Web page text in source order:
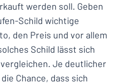
werden soll. Geben
Schild wichtige
den Preis und vor allem
Schild lässt sich
Je deutlicher
Chance, dass sich